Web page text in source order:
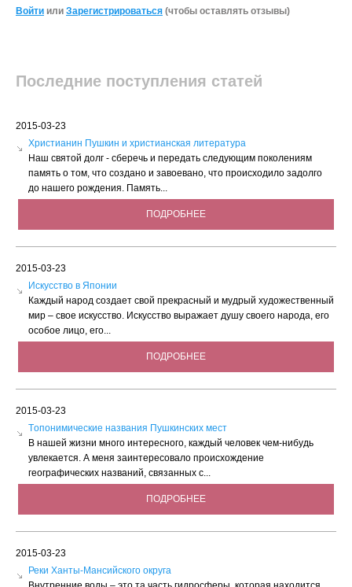
Войти или Зарегистрироваться (чтобы оставлять отзывы)
Последние поступления статей
2015-03-23
Христианин Пушкин и христианская литература
Наш святой долг - сберечь и передать следующим поколениям
память о том, что создано и завоевано, что происходило задолго
до нашего рождения. Память...
ПОДРОБНЕЕ
2015-03-23
Искусство в Японии
Каждый народ создает свой прекрасный и мудрый художественный
мир – свое искусство. Искусство выражает душу своего народа, его
особое лицо, его...
ПОДРОБНЕЕ
2015-03-23
Tопонимические названия Пушкинских мест
В нашей жизни много интересного, каждый человек чем-нибудь
увлекается. А меня заинтересовало происхождение
географических названий, связанных с...
ПОДРОБНЕЕ
2015-03-23
Реки Ханты-Мансийского округа